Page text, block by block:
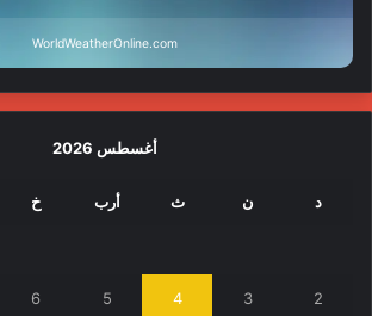
WorldWeatherOnline.com
أغسطس 2026
د ن ث أرب خ
2
3
4
5
6